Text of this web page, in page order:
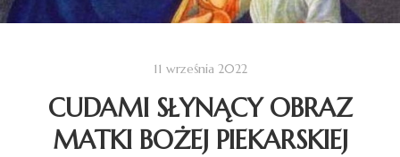
11 września 2022
CUDAMI SŁYNĄCY OBRAZ
MATKI BOŻEJ PIEKARSKIEJ